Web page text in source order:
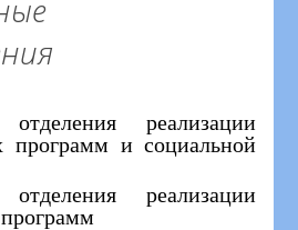
реализации
программ и социальной
реализации